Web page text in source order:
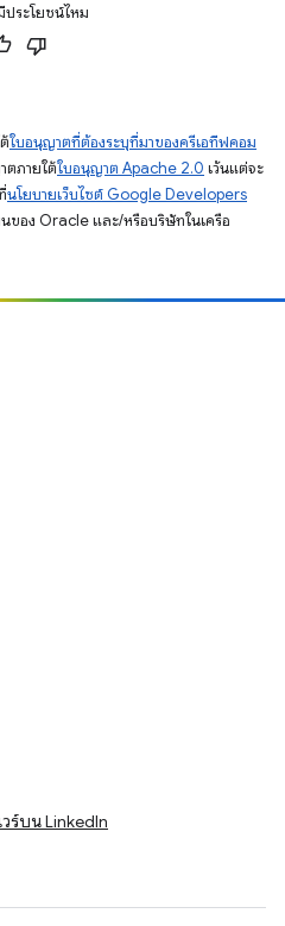
ระโยชน์ไหม
ใบอนุญาตที่ต้องระบุที่มาของครีเอทีฟคอม
ตภายใต้ใบอนุญาต Apache 2.0 เว้นแต่จะ
นโยบายเว็บไซต์ Google Developers
ของ Oracle และ/หรือบริษัทในเครือ
ร์บน LinkedIn